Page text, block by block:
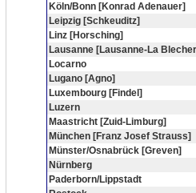
Köln/Bonn [Konrad Adenauer]
Leipzig [Schkeuditz]
Linz [Horsching]
Lausanne [Lausanne-La
Locarno
Lugano [Agno]
Luxembourg [Findel]
Luzern
Maastricht [Zuid-Limburg]
München [Franz Josef Strauss]
Münster/Osnabrück [Greven]
Nürnberg
Paderborn/Lippstadt